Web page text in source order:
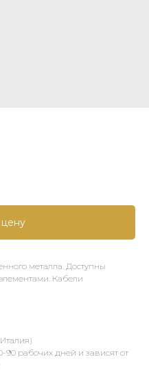
цену
металла. Доступны
Кабели
90 рабочих дней и зависят от